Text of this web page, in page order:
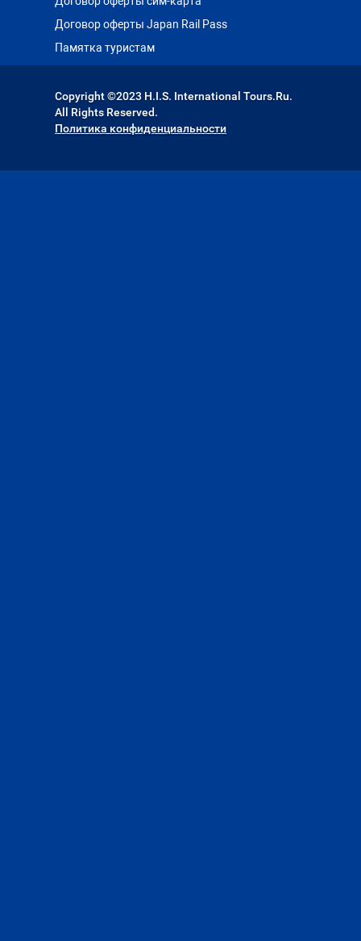
Договор оферты Japan Rail Pass
Памятка туристам
Copyright ©2023 H.I.S. International Tours.Ru.
All Rights Reserved.
Политика конфиденциальности